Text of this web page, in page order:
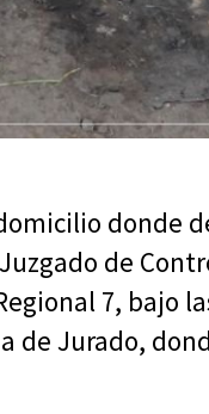
donde
de
7, bajo
de Jurado,